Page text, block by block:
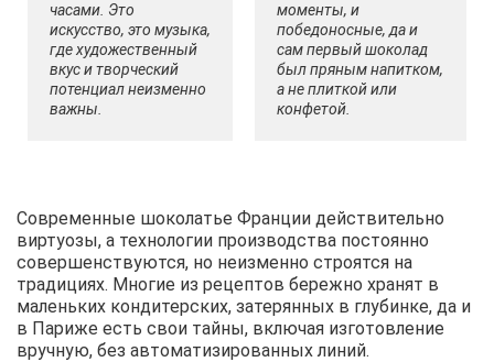
часами. Это
искусство, это музыка,
где художественный
вкус и творческий
потенциал неизменно
важны.
моменты, и
победоносные, да и
сам первый шоколад
был пряным напитком,
а не плиткой или
конфетой.
Современные шоколатье Франции действительно
виртуозы, а технологии производства постоянно
совершенствуются, но неизменно строятся на
традициях. Многие из рецептов бережно хранят в
маленьких кондитерских, затерянных в глубинке, да и
в Париже есть свои тайны, включая изготовление
вручную, без автоматизированных линий.